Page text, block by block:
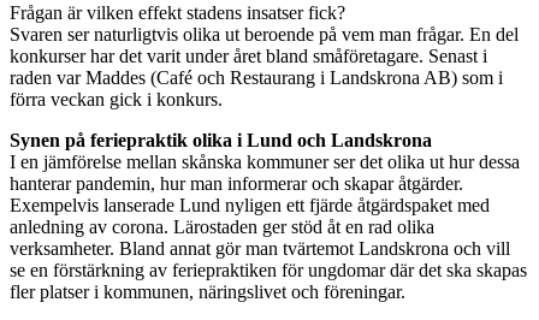
Frågan är vilken effekt stadens insatser fick?
Svaren ser naturligtvis olika ut beroende på vem man frågar. En del
konkurser har det varit under året bland småföretagare. Senast i
raden var Maddes (Café och Restaurang i Landskrona AB) som i
förra veckan gick i konkurs.
Synen på feriepraktik olika i Lund och Landskrona
I en jämförelse mellan skånska kommuner ser det olika ut hur dessa
hanterar pandemin, hur man informerar och skapar åtgärder.
Exempelvis lanserade Lund nyligen ett fjärde åtgärdspaket med
anledning av corona. Lärostaden ger stöd åt en rad olika
verksamheter. Bland annat gör man tvärtemot Landskrona och vill
se en förstärkning av feriepraktiken för ungdomar där det ska skapas
fler platser i kommunen, näringslivet och föreningar.